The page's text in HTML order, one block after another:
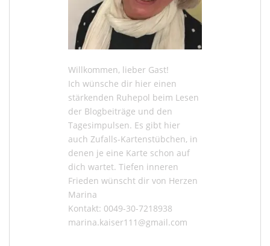
Willkommen, lieber Gast!
Ich wünsche dir hier einen
stärkenden Ruhepol beim Lesen
der Blogbeiträge und den
Tagesimpulsen. Es gibt hier
auch Zufalls-Kartenstübchen, in
denen je eine Karte schon auf
dich wartet. Tiefen inneren
Frieden wünscht dir von Herzen
Marina
Kontakt: 0049-30-7218938
marina.kaiser111@gmail.com